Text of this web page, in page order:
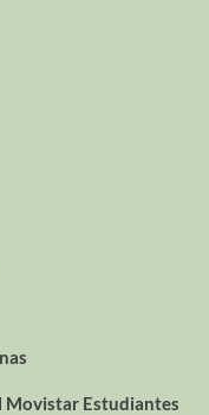
Movistar Estudiantes